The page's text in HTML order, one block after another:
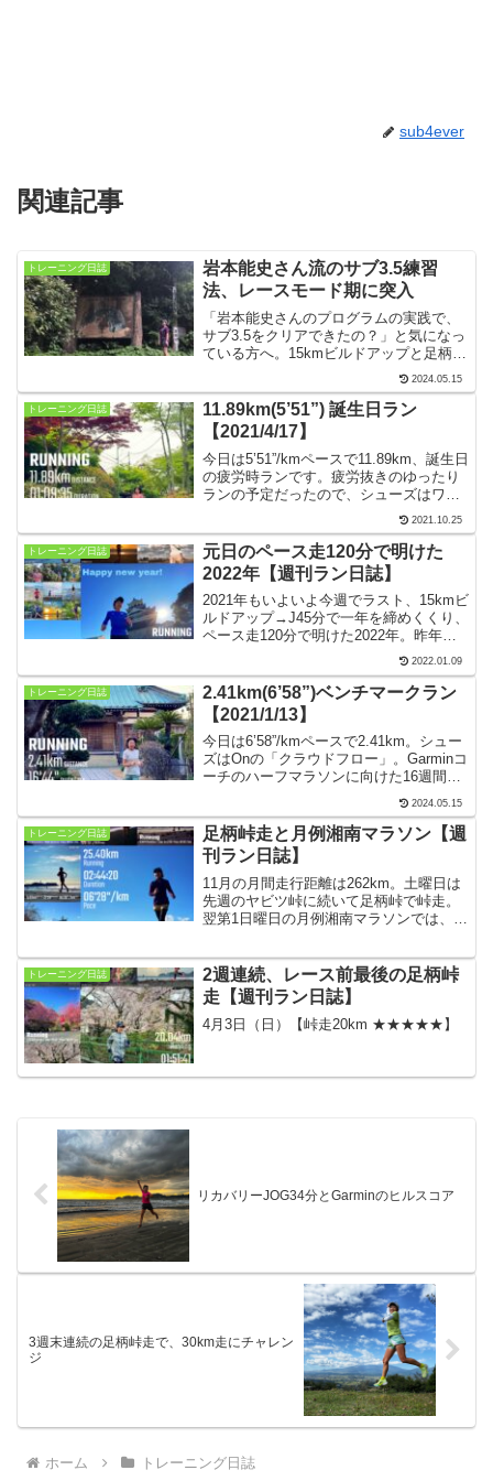
sub4ever
関連記事
トレーニング日誌
岩本能史さん流のサブ3.5練習
法、レースモード期に突入
「岩本能史さんのプログラムの実践で、
サブ3.5をクリアできたの？」と気になっ
ている方へ。15kmビルドアップと足柄峠
走というポイント練習を積むことで、自
分の弱点を見つけて克服したり、意外な
強みにウキウキしたり、着実に成長を実
感できます！
2024.05.15
トレーニング日誌
11.89km(5’51”) 誕生日ラン
【2021/4/17】
今日は5’51”/kmペースで11.89km、誕生日
の疲労時ランです。疲労抜きのゆったり
ランの予定だったので、シューズはワー
クマンの「アスレシューズ ハイバウン
ス」にしました。材木座海岸から海蔵寺
を経て覚園寺、鎌倉宮を回って家に戻り
ました。
2021.10.25
トレーニング日誌
元日のペース走120分で明けた
2022年【週刊ラン日誌】
2021年もいよいよ今週でラスト、15kmビ
ルドアップ→J45分で一年を締めくくり、
ペース走120分で明けた2022年。昨年は
一度もフルを走れなかったので、今年は
リアルレースに出られますように。
【2021年12月27日〜2022年1月2日】
2022.01.09
トレーニング日誌
2.41km(6’58”)ベンチマークラン
【2021/1/13】
今日は6’58”/kmペースで2.41km。シュー
ズはOnの「クラウドフロー」。Garminコ
ーチのハーフマラソンに向けた16週間の
ワークアウトスケジュールを実践するこ
とにしました。初日の今日は、自宅近く
をサクッと9分間のベンチマークラン。
2024.05.15
トレーニング日誌
足柄峠走と月例湘南マラソン【週
刊ラン日誌】
11月の月間走行距離は262km。土曜日は
先週のヤビツ峠に続いて足柄峠で峠走。
翌第1日曜日の月例湘南マラソンでは、
した。【2021年11月29日〜12月5日】
トレーニング日誌
2週連続、レース前最後の足柄峠
走【週刊ラン日誌】￼
4月3日（日）【峠走20km ★★★★★】
リカバリーJOG34分とGarminのヒルスコア
3週末連続の足柄峠走で、30km走にチャレン
ジ
ホーム トレーニング日誌